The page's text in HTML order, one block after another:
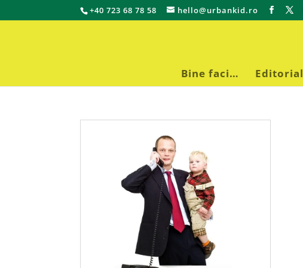
+40 723 68 78 58 hello@urbankid.ro
Bine faci… Editorial